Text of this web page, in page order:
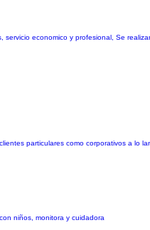
economico y profesional, Se
particulares como corporativos a lo
niños, monitora y cuidadora